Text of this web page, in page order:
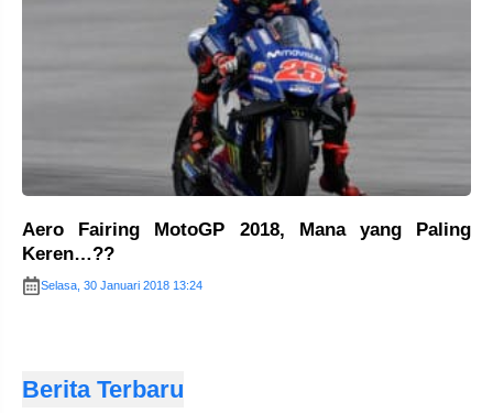
Aero Fairing MotoGP 2018, Mana yang Paling
Keren…??
Selasa, 30 Januari 2018 13:24
Berita Terbaru